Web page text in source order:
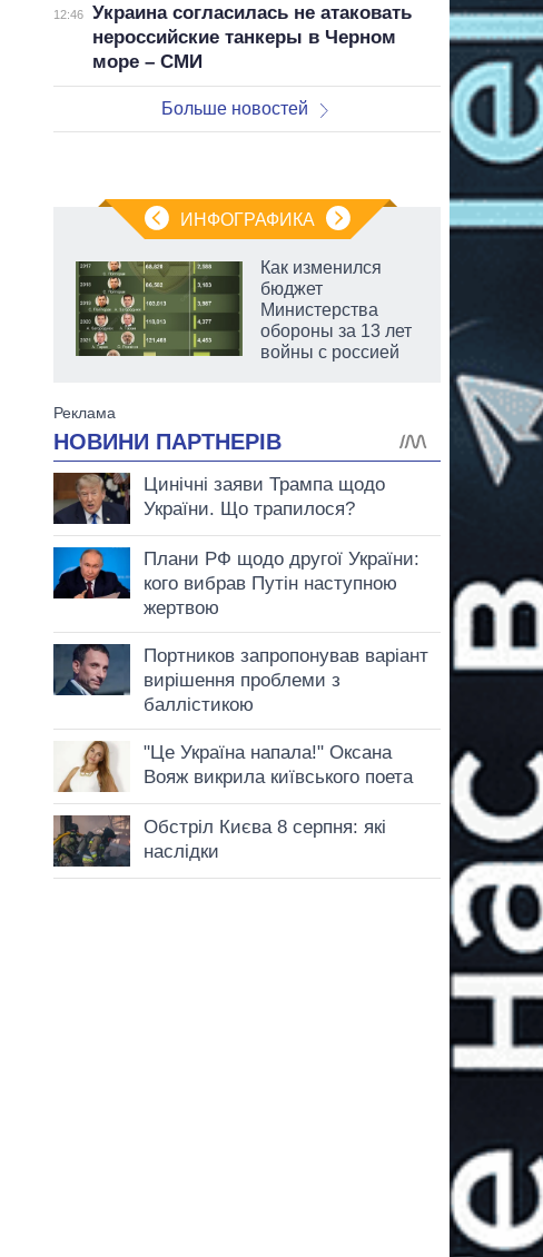
12:46
Украина согласилась не атаковать
нероссийские танкеры в Черном
море – СМИ
Больше новостей
ИНФОГРАФИКА
Как изменился
бюджет
Министерства
обороны за 13 лет
войны с россией